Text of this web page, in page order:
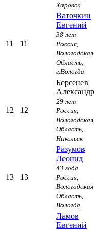
Харовск
11 11
Ваточкин
Евгений
38 лет
Россия,
Вологодская
Область,
г.Вологда
12 12
Берсенев
Александр
29 лет
Россия,
Вологодская
Область,
Никольск
13 13
Разумов
Леонид
43 года
Россия,
Вологодская
Область,
Вологда
Ламов
Евгений